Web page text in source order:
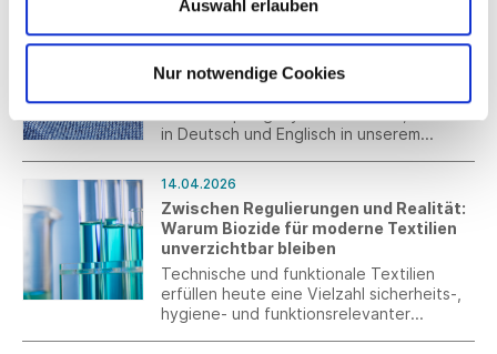
Auswahl erlauben
Nur notwendige Cookies
FormLig zeigen, dass nachhaltige
Konzepte hohen Ansprüchen an
Textilkennzeichnung - Ausführliche
Übersicht der Textilpflegesymbole
in Deutsch und Englisch in unserem
14.04.2026
Zwischen Regulierungen und Realität:
Warum Biozide für moderne Textilien
unverzichtbar bleiben
Technische und funktionale Textilien
erfüllen heute eine Vielzahl sicherheits-,
hygiene- und funktionsrelevanter